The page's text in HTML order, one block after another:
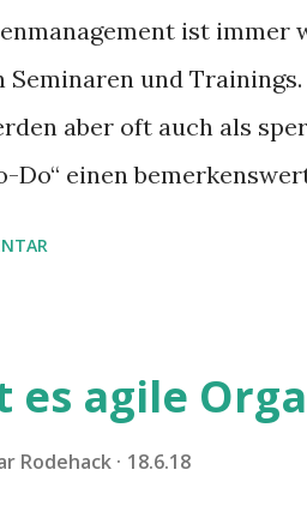
ist immer
Seminaren und
aber oft auch als
Do“ einen
es agile
Rodehack 18.6.18